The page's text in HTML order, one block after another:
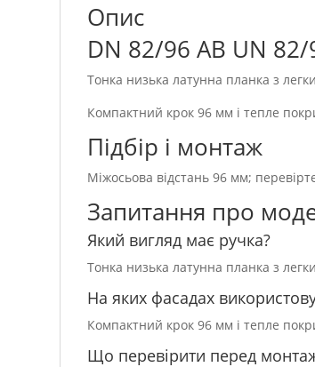
Опис
DN 82/96 AB UN
Тонка низька латунна планка з
Компактний крок 96 мм і тепле
Підбір і монтаж
Міжосьова відстань 96 мм;
Запитання про
Який вигляд має ручка?
Тонка низька латунна планка з
На яких фасадах
Компактний крок 96 мм і тепле
Що перевірити перед